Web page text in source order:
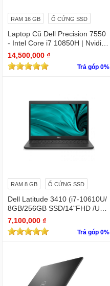
RAM 16 GB Ổ CỨNG SSD
Laptop Cũ Dell Precision 7550
- Intel Core i7 10850H | Nvidia
Quadro T1000
14,500,000 ₫
Trả góp 0%
RAM 8 GB Ổ CỨNG SSD
Dell Latitude 3410 (i7-10610U/
8GB/256GB SSD/14"FHD /UH
D Graphics/Win11Pro)
7,100,000 ₫
Trả góp 0%